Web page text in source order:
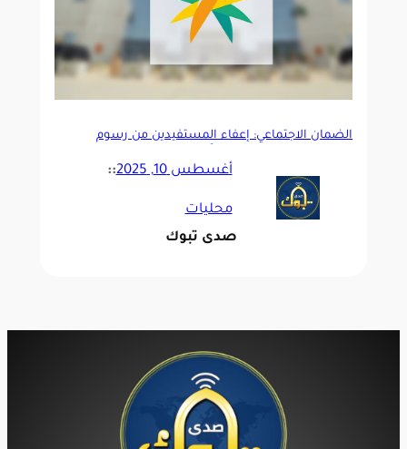
الضمان الاجتماعي: إعفاء المستفيدين من رسوم
أغسطس 10, 2025 ::
محليات
صدى تبوك